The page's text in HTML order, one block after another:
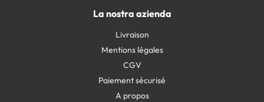
La nostra azienda
Livraison
Mentions légales
CGV
Paiement sécurisé
A propos